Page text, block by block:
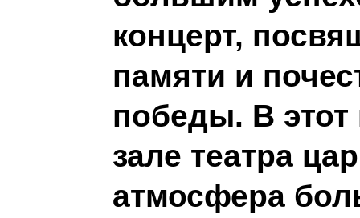
концерт,
памяти и
победы. В этот
зале театра
атмосфера